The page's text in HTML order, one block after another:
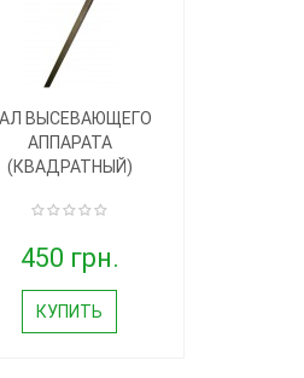
ВЫСЕВАЮЩЕГО
АППАРАТА
(КВАДРАТНЫЙ)
450 грн.
КУПИТЬ